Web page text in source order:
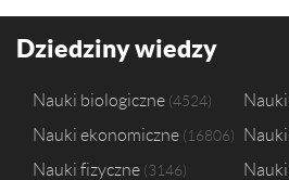
Dziedziny wiedzy
Nauki biologiczne 4524
Nauki ekonomiczne 16806
Nauki fizyczne 3146